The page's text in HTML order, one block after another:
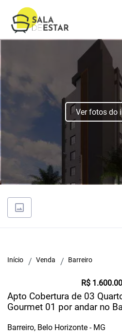
Ver fotos do
Início Venda Barreiro
R$
Apto Cobertura de 03
Gourmet 01 por andar no
Barreiro, Belo Horizonte - MG